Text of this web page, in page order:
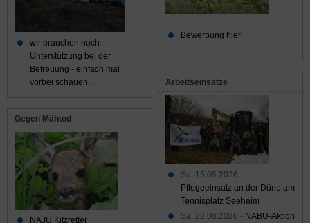
Bewerbung hier
Arbeitseinsätze
Sa. 15.08.2026 -
Pflegeeinsatz an der Düne am
Tennisplatz Seeheim
Sa. 22.08.2026 - NABU-Aktion
wir brauchen noch
Unterstützung bei der
Betreuung - einfach mal
vorbei schauen...
Gegen Mähtod
NAJU Kitzretter